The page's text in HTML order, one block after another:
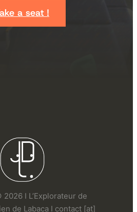
a seat !
I L’Explorateur de
de Labaca I contact [at]